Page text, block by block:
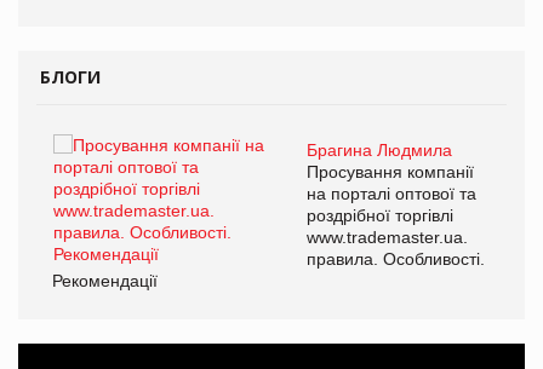
БЛОГИ
Брагина Людмила
Просування компанії
на порталі оптової та
роздрібної торгівлі
www.trademaster.ua.
правила. Особливості.
Рекомендації